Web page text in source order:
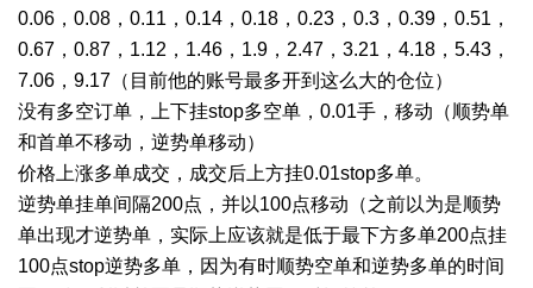
0.06，0.08，0.11，0.14，0.18，0.23，0.3，0.39，0.51，
0.67，0.87，1.12，1.46，1.9，2.47，3.21，4.18，5.43，
7.06，9.17（目前他的账号最多开到这么大的仓位）
没有多空订单，上下挂stop多空单，0.01手，移动（顺势单
和首单不移动，逆势单移动）
价格上涨多单成交，成交后上方挂0.01stop多单。
逆势单挂单间隔200点，并以100点移动（之前以为是顺势
单出现才逆势单，实际上应该就是低于最下方多单200点挂
100点stop逆势多单，因为有时顺势空单和逆势多单的时间